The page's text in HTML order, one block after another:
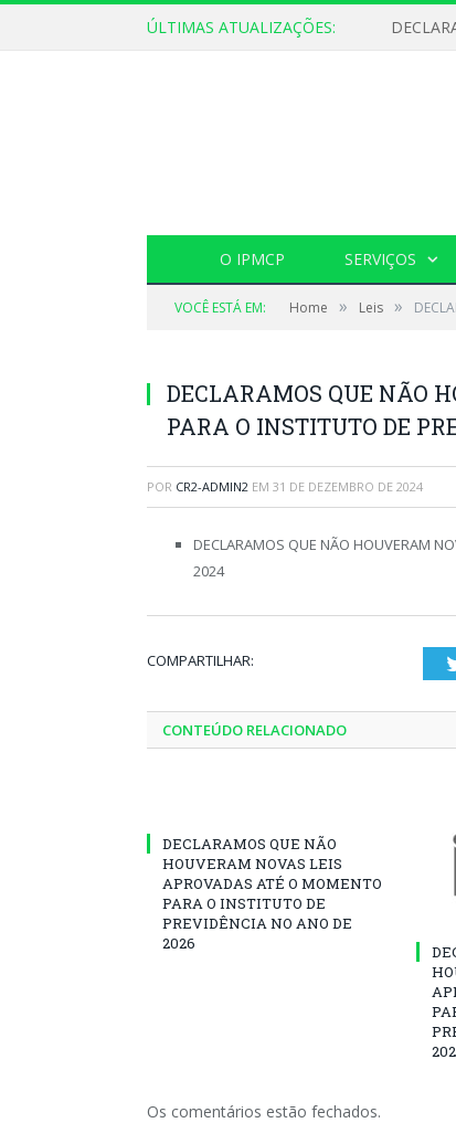
ÚLTIMAS ATUALIZAÇÕES:
O IPMCP SERVIÇOS
VOCÊ ESTÁ EM: Home » Leis »
DECLARAMOS QUE NÃO
PARA O INSTITUTO DE
POR CR2-ADMIN2 EM 31 DE DEZEMBRO DE 2024
DECLARAMOS QUE NÃO HOUVERAM
2024
COMPARTILHAR:
CONTEÚDO RELACIONADO
DECLARAMOS QUE NÃO
HOUVERAM NOVAS LEIS
APROVADAS ATÉ O MOMENTO
PARA O INSTITUTO DE
PREVIDÊNCIA NO ANO DE
2026
Os comentários estão fechados.